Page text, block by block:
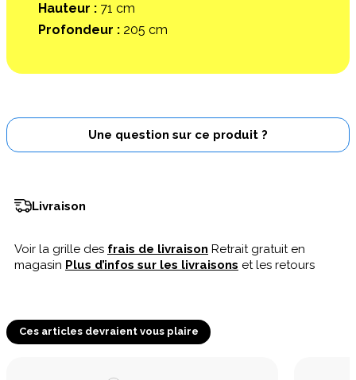
Hauteur : 71 cm
Profondeur : 205 cm
Une question sur ce produit ?
Livraison
Voir la grille des frais de livraison Retrait gratuit en
magasin Plus d’infos sur les livraisons et les retours
Ces articles devraient vous plaire